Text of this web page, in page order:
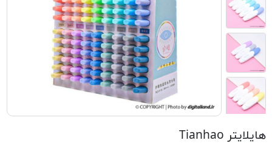
هایلایتر Tianhao